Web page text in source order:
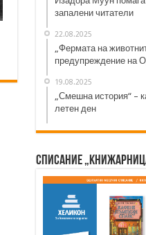
запалени читатели
22.08.2025
„Фермата на
предупреждение на
19.08.2025
„Смешна история“ –
летен ден
Списание